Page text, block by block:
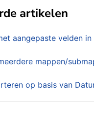
artikelen
aangepaste velden
mappen/
op basis van